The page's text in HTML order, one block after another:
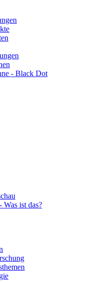
- Black Dot
ist das?